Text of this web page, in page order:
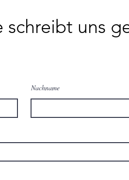
schreibt uns
Nachname